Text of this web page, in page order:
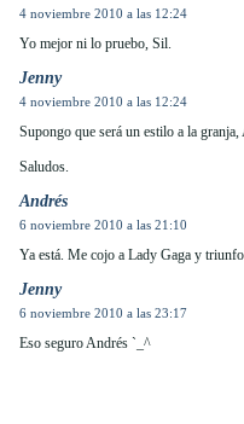
4 noviembre 2010 a las 12:24
Yo mejor ni lo pruebo, Sil.
Jenny
4 noviembre 2010 a las 12:24
Supongo que será un estilo a la granja,
Saludos.
Andrés
6 noviembre 2010 a las 21:10
Ya está. Me cojo a Lady Gaga y
Jenny
6 noviembre 2010 a las 23:17
Eso seguro Andrés `_^